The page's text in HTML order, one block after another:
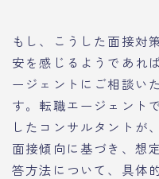
もし、こうした面接対
安を感じるようであれ
ージェントにご相談い
す。転職エージェント
したコンサルタントが
面接傾向に基づき、想
答方法について、具体